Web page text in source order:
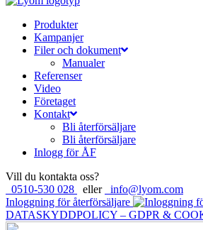
Produkter
Kampanjer
Filer och dokument
Manualer
Referenser
Video
Företaget
Kontakt
Bli återförsäljare
Bli återförsäljare
Inlogg för ÅF
Vill du kontakta oss?
0510-530 028
eller
info@lyom.com
Inloggning för återförsäljare
DATASKYDDPOLICY – GDPR &